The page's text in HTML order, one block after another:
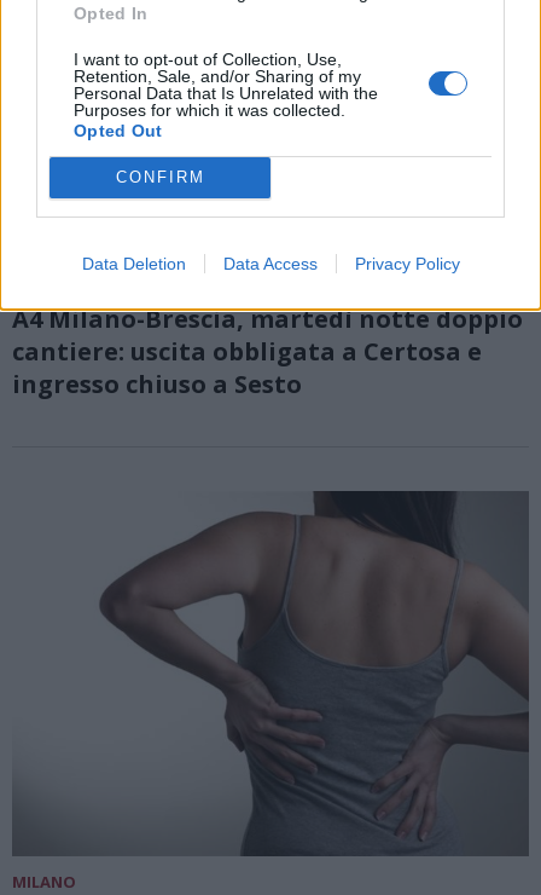
Opted In
I want to opt-out of Collection, Use,
Retention, Sale, and/or Sharing of my
Personal Data that Is Unrelated with the
Purposes for which it was collected.
Opted Out
CONFIRM
Data Deletion Data Access Privacy Policy
A4 Milano-Brescia, martedì notte doppio
cantiere: uscita obbligata a Certosa e
ingresso chiuso a Sesto
MILANO